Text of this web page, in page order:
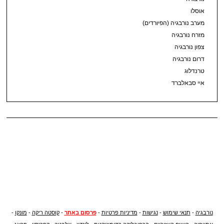
אוסלו
מערב נורבגיה (הפיורדים)
מזרח נורבגיה
צפון נורבגיה
דרום נורבגיה
טרנדלוג
איי סבאלברד
נורבגיה - תנאי שימוש -נגישות - מדיניות פרטיות -פרסום באתר -קוסטה ריקה - מונקו -